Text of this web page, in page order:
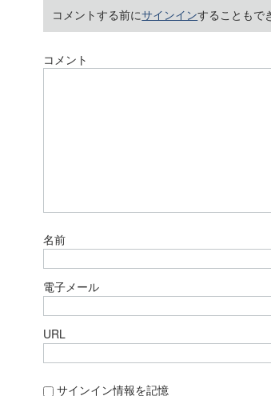
コメントする前にサインインすることもで
コメント
名前
電子メール
URL
サインイン情報を記憶